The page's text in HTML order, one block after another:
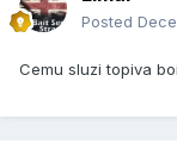
Posted
Cemu sluzi topiva